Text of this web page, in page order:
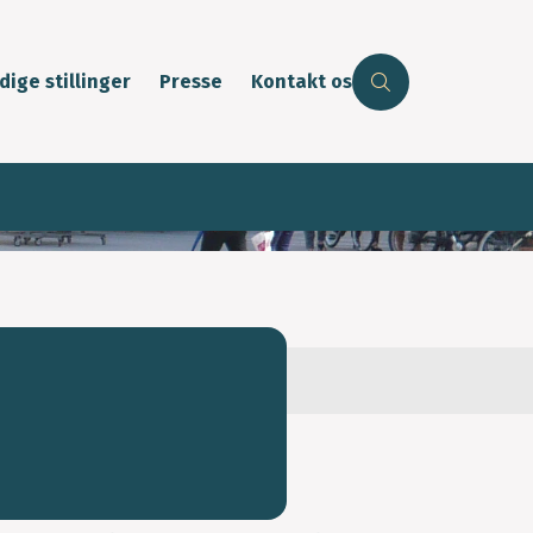
stillinger Presse Kontakt os